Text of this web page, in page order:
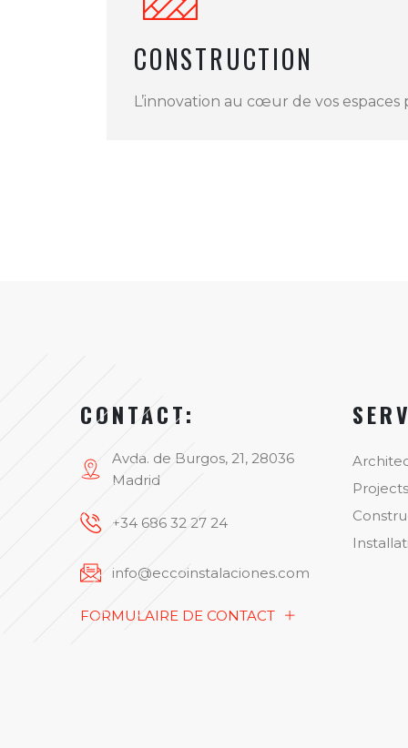
CONSTRUCTION
L’innovation au cœur de vos espaces
CONTACT:
Avda. de Burgos, 21, 28036
Madrid
+34 686 32 27 24
info@eccoinstalaciones.com
FORMULAIRE DE CONTACT